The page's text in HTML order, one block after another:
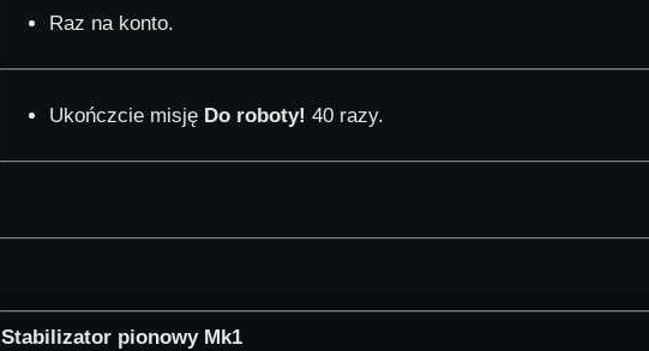
Raz na konto.
Ukończcie misję Do roboty! 40 razy.
Stabilizator pionowy Mk1